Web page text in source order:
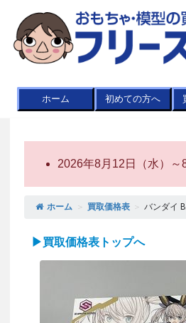
ホーム 初めての方へ
2026年8月12日（水）～
ホーム ＞ 買取価格表 ＞ バンダイ
▶買取価格表トップへ